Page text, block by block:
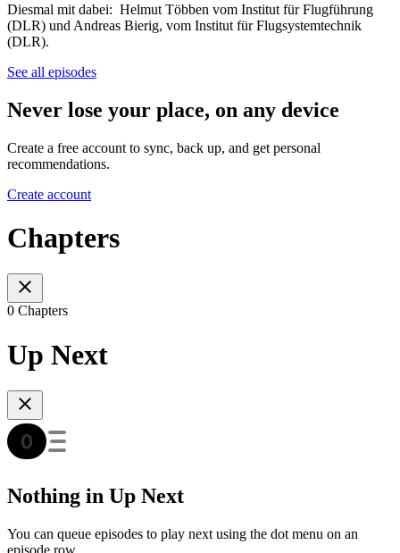
Diesmal mit dabei: Helmut Többen vom Institut für Flugführung
(DLR) und Andreas Bierig, vom Institut für Flugsystemtechnik
(DLR).
See all episodes
Never lose your place, on any device
Create a free account to sync, back up, and get personal
recommendations.
Create account
Chapters
0 Chapters
Up Next
Nothing in Up Next
You can queue episodes to play next using the dot menu on an
episode row.